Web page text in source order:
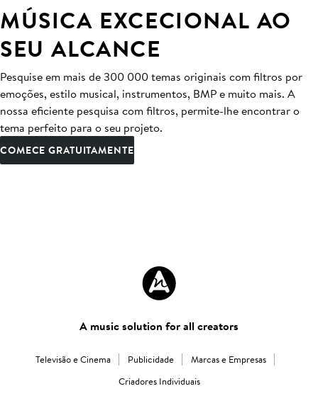
MÚSICA EXCECIONAL AO
SEU ALCANCE
Pesquise em mais de 300 000 temas originais com filtros por
emoções, estilo musical, instrumentos, BMP e muito mais. A
nossa eficiente pesquisa com filtros, permite-lhe encontrar o
tema perfeito para o seu projeto.
COMECE GRATUITAMENTE
A music solution for all creators
Televisão e Cinema Publicidade
Marcas e Empresas
Criadores Individuais